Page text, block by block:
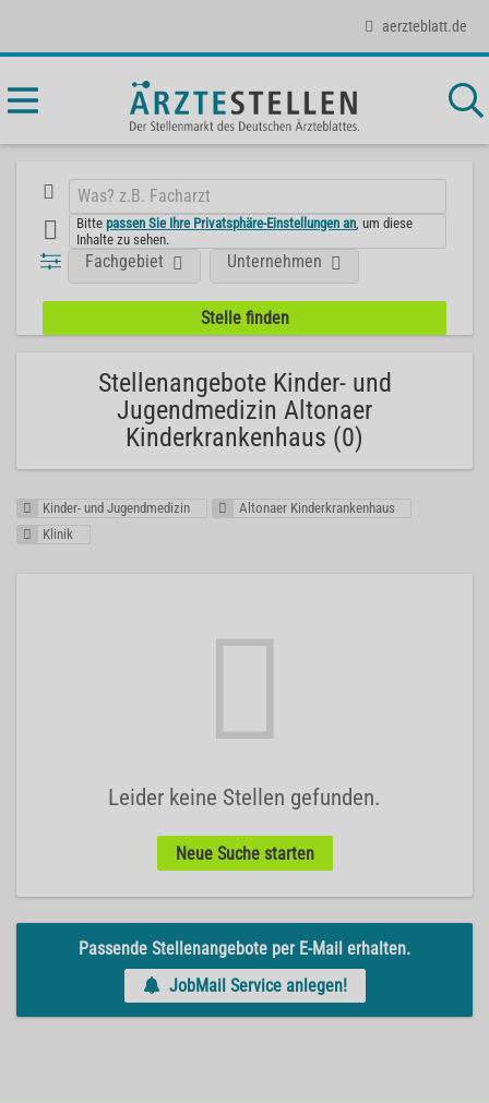
aerzteblatt.de
Bittepassen Sie Ihre Privatsphäre-Einstellungen an , um diese
Inhalte zu sehen.
Fachgebiet Unternehmen
Stellenangebote Kinder- und
Jugendmedizin Altonaer
Kinderkrankenhaus (0)
Kinder- und Jugendmedizin
Altonaer Kinderkrankenhaus
Klinik
Leider keine Stellen gefunden.
Neue Suche starten
Passende Stellenangebote per E-Mail erhalten.
JobMail Service anlegen!